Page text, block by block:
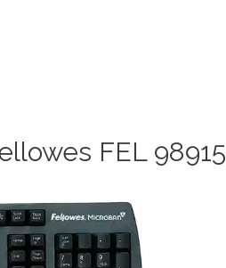
FEL 98915